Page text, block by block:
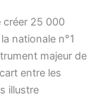
créer 25 000
nationale n°1
majeur de
entre les
illustre